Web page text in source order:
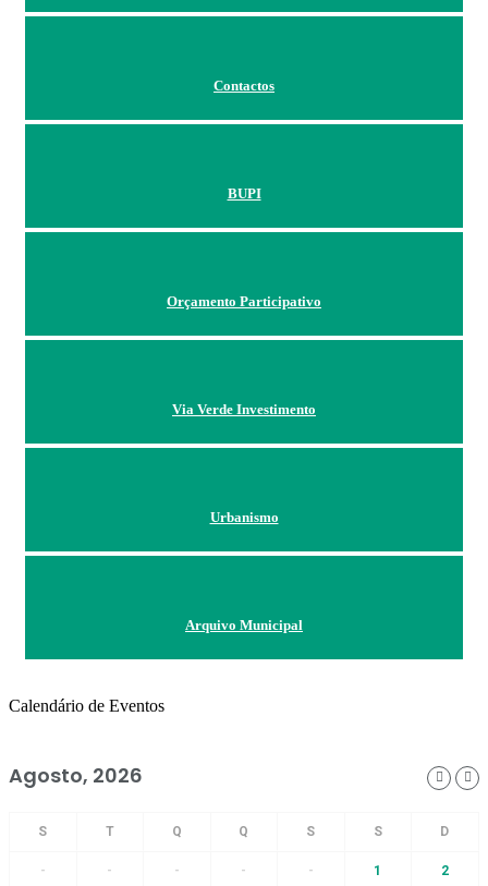
Contactos
BUPI
Orçamento Participativo
Via Verde Investimento
Urbanismo
Arquivo Municipal
Calendário de Eventos
Agosto, 2026
- - - - - 1 2